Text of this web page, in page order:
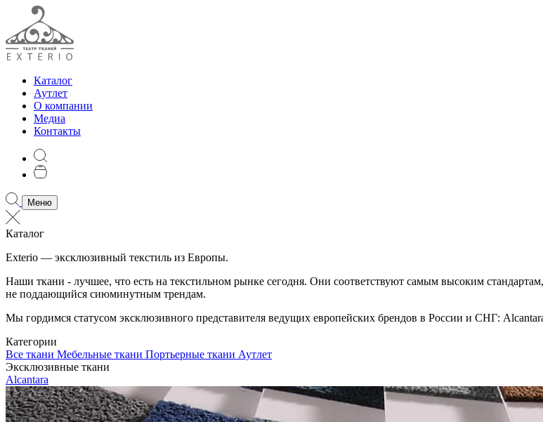
Каталог
Аутлет
О компании
Медиа
Контакты
Меню
Каталог
Exterio — эксклюзивный текстиль из Европы.
Наши ткани - лучшее, что есть на текстильном рынке сегодня. Они соответствуют самым высоким
не поддающийся сиюминутным трендам.
Мы гордимся статусом эксклюзивного представителя ведущих европейских брендов в России и СНГ:
Категории
Все ткани Мебельные ткани Портьерные ткани Аутлет
Эксклюзивные ткани
Alcantara